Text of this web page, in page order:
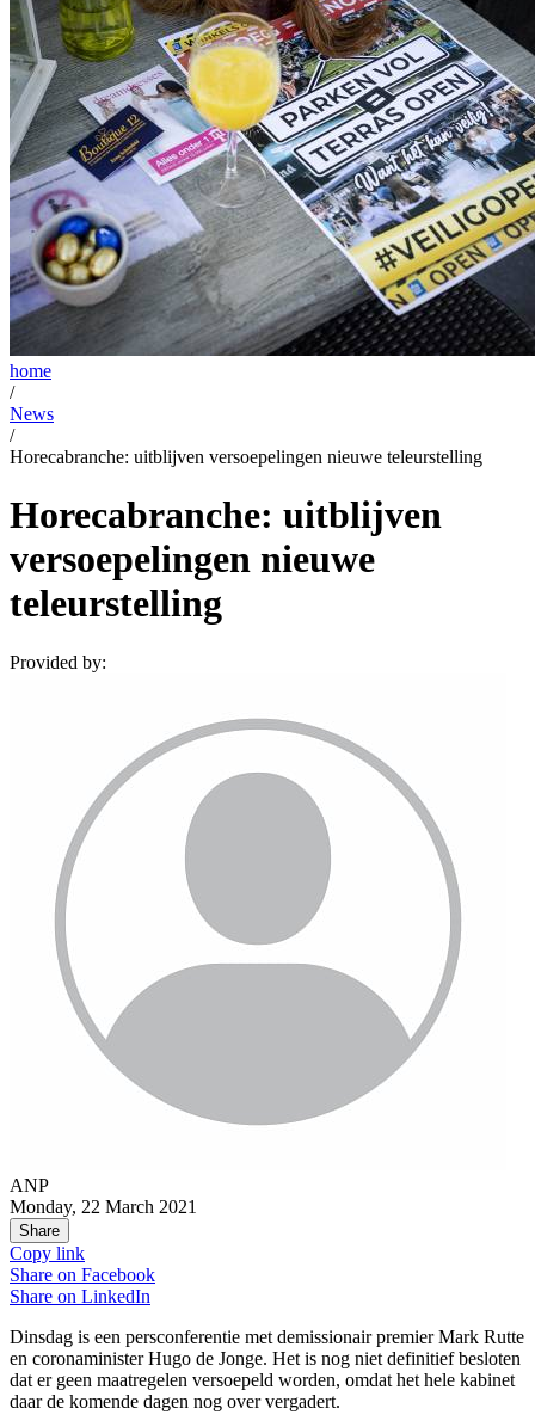
home
/
News
/
Horecabranche: uitblijven versoepelingen nieuwe teleurstelling
Horecabranche: uitblijven
versoepelingen nieuwe
teleurstelling
Provided by:
ANP
Monday, 22 March 2021
Share
Copy link
Share on Facebook
Share on LinkedIn
Dinsdag is een persconferentie met demissionair premier Mark Rutte
en coronaminister Hugo de Jonge. Het is nog niet definitief besloten
dat er geen maatregelen versoepeld worden, omdat het hele kabinet
daar de komende dagen nog over vergadert.